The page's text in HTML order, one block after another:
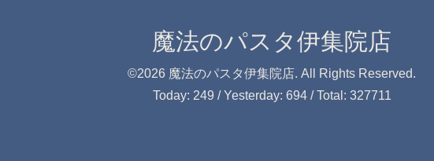
魔法のパスタ伊集院店
©2026 魔法のパスタ伊集院店. All Rights Reserved.
Today: 249 / Yesterday: 694/ Total: 327711